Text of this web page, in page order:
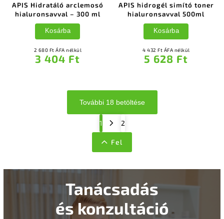
APIS Hidratáló arclemosó
hialuronsavval – 300 ml
2 680 Ft ÁFA nélkül
3 404 Ft
Kosárba
APIS hidrogél simító toner
hialuronsavval 500ml
4 432 Ft ÁFA nélkül
5 628 Ft
Kosárba
További 18 betöltése
1 2
Fel
Tanácsadás
és konzultáció